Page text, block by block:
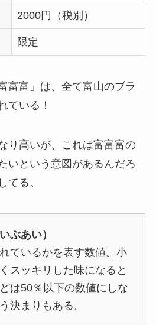
2000円（税別）
限定
富富」は、全て富山のブラ
ている！
り高いが、これは富富富の
いという意図があるんだろ
てる。
ぶあい）
ているかを表す数値。小
スッキリした味になると
は50％以下の数値にしな
決まりもある。